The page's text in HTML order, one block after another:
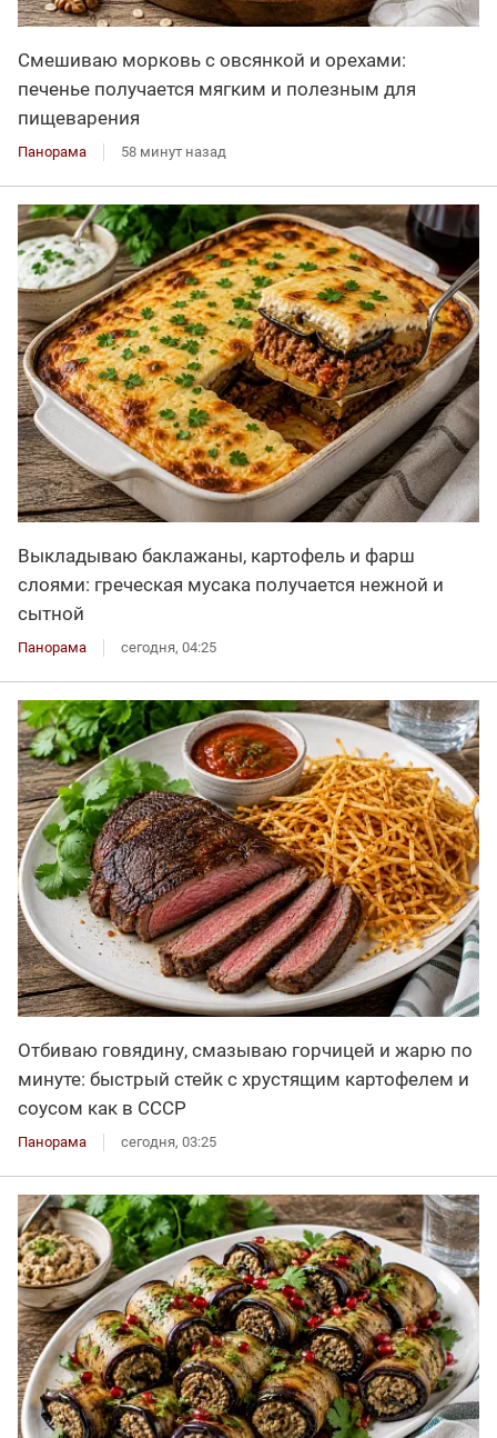
Смешиваю морковь с овсянкой и орехами:
печенье получается мягким и полезным для
пищеварения
Панорама 58 минут назад
Выкладываю баклажаны, картофель и фарш
слоями: греческая мусака получается нежной и
сытной
Панорама сегодня, 04:25
Отбиваю говядину, смазываю горчицей и жарю по
минуте: быстрый стейк с хрустящим картофелем и
соусом как в СССР
Панорама сегодня, 03:25